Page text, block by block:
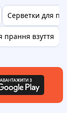
Серветки для
прання взуття